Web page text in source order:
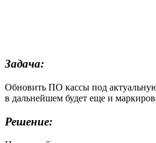
Задача:
Обновить ПО кассы под
в дальнейшем будет еще и
Решение: